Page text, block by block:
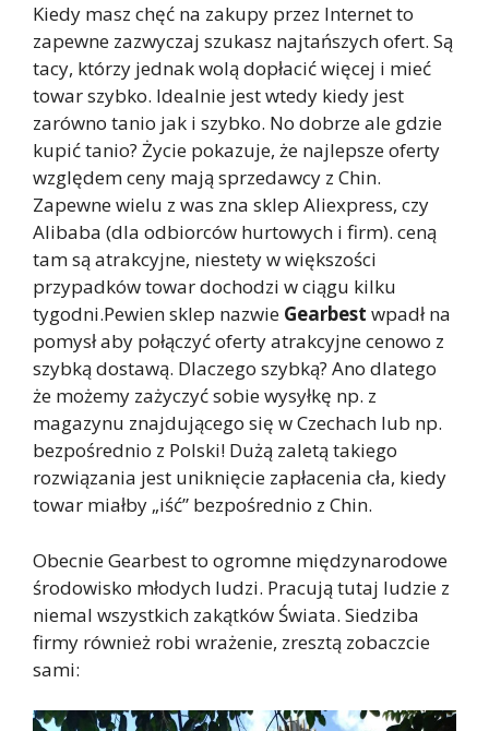
Kiedy masz chęć na zakupy przez Internet to
zapewne zazwyczaj szukasz najtańszych ofert. Są
tacy, którzy jednak wolą dopłacić więcej i mieć
towar szybko. Idealnie jest wtedy kiedy jest
zarówno tanio jak i szybko. No dobrze ale gdzie
kupić tanio? Życie pokazuje, że najlepsze oferty
względem ceny mają sprzedawcy z Chin.
Zapewne wielu z was zna sklep Aliexpress, czy
Alibaba (dla odbiorców hurtowych i firm). ceną
tam są atrakcyjne, niestety w większości
przypadków towar dochodzi w ciągu kilku
tygodni.Pewien sklep nazwie Gearbest wpadł na
pomysł aby połączyć oferty atrakcyjne cenowo z
szybką dostawą. Dlaczego szybką? Ano dlatego
że możemy zażyczyć sobie wysyłkę np. z
magazynu znajdującego się w Czechach lub np.
bezpośrednio z Polski! Dużą zaletą takiego
rozwiązania jest uniknięcie zapłacenia cła, kiedy
towar miałby „iść” bezpośrednio z Chin.
Obecnie Gearbest to ogromne międzynarodowe
środowisko młodych ludzi. Pracują tutaj ludzie z
niemal wszystkich zakątków Świata. Siedziba
firmy również robi wrażenie, zresztą zobaczcie
sami: